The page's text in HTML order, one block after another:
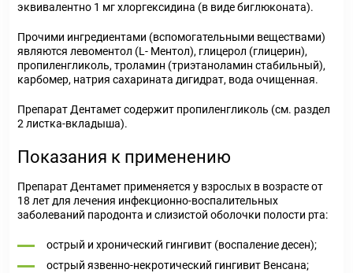
эквивалентно 1 мг хлоргексидина (в виде биглюконата).
Прочими ингредиентами (вспомогательными веществами)
являются левоментол (L- Ментол), глицерол (глицерин),
пропиленгликоль, троламин (триэтаноламин стабильный),
карбомер, натрия сахарината дигидрат, вода очищенная.
Препарат Дентамет содержит пропиленгликоль (см. раздел
2 листка-вкладыша).
Показания к применению
Препарат Дентамет применяется у взрослых в возрасте от
18 лет для лечения инфекционно-воспалительных
заболеваний пародонта и слизистой оболочки полости рта:
острый и хронический гингивит (воспаление десен);
острый язвенно-некротический гингивит Венсана;